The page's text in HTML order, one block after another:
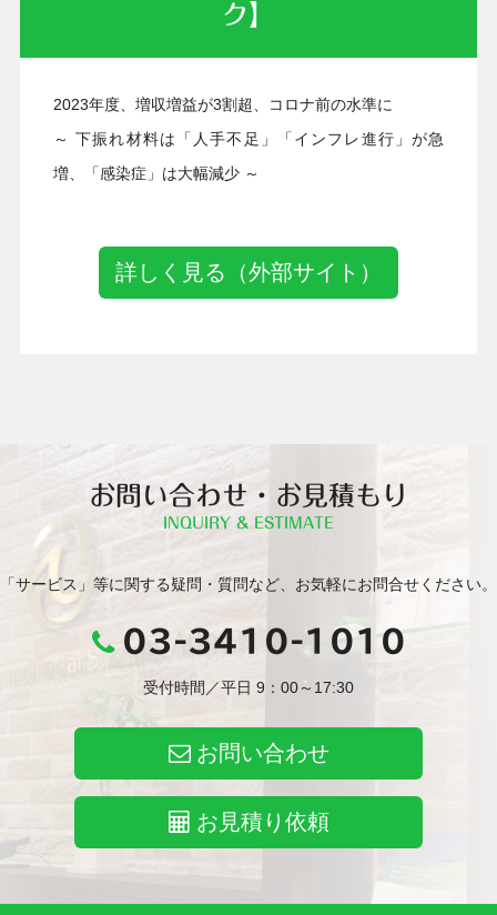
ク】
2023年度、増収増益が3割超、コロナ前の水準に
～ 下振れ材料は「人手不足」「インフレ進行」が急
増、「感染症」は大幅減少 ～
詳しく見る（外部サイト）
お問い合わせ・お見積もり
INQUIRY & ESTIMATE
「サービス」等に関する疑問・質問など、お気軽にお問合せください。
03-3410-1010
受付時間／平日 9：00～17:30
お問い合わせ
お見積り依頼